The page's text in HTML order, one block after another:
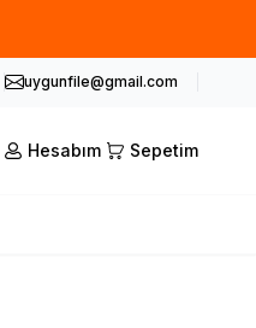
uygunfile@gmail.com
Hesabım Sepetim